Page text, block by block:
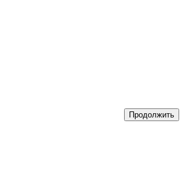
Продолжить